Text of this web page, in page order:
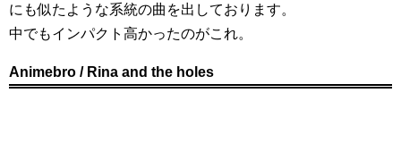
にも似たような系統の曲を出しております。
中でもインパクト高かったのがこれ。
Animebro / Rina and the holes